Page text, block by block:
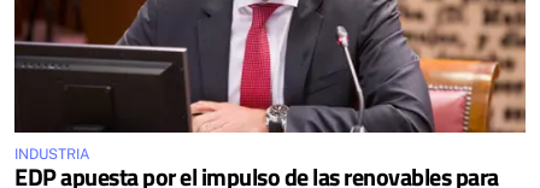
INDUSTRIA
EDP apuesta por el impulso de las renovables para